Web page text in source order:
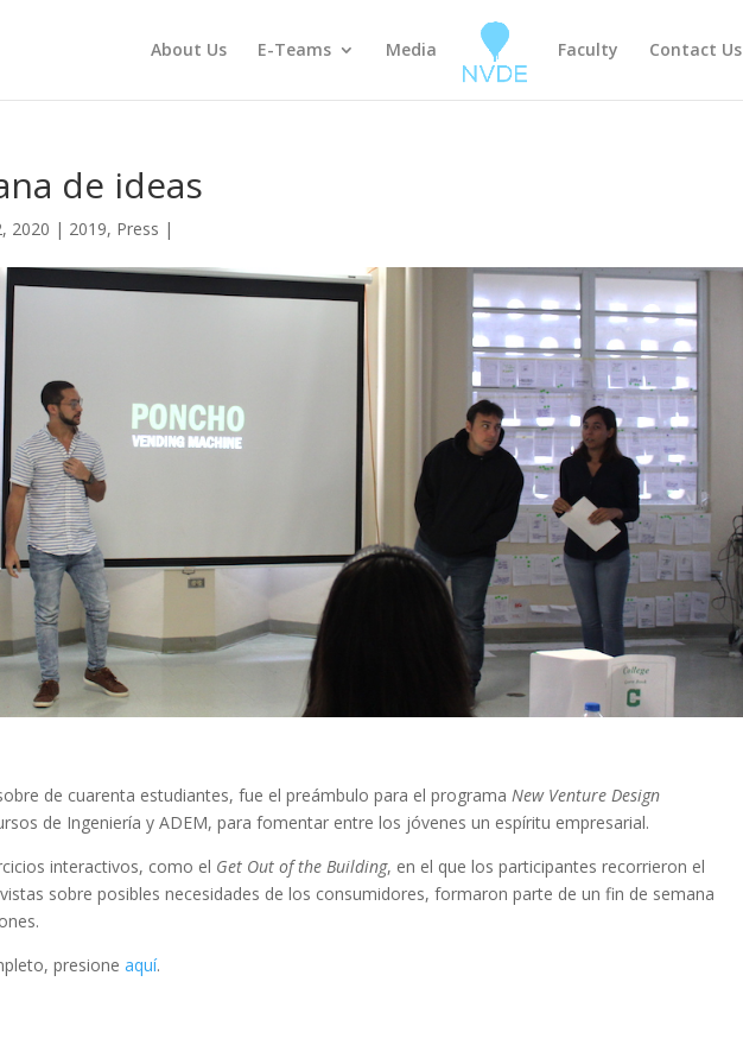
About Us E-Teams Media Faculty Contact Us
de ideas
2020 | 2019, Press |
de cuarenta estudiantes, fue el preámbulo para el programaNew Venture Design
de Ingeniería y ADEM, para fomentar entre los jóvenes un espíritu empresarial.
interactivos, como el Get Out of the Building, en el que los participantes recorrieron el
sobre posibles necesidades de los consumidores, formaron parte de un fin de semana
presioneaquí.